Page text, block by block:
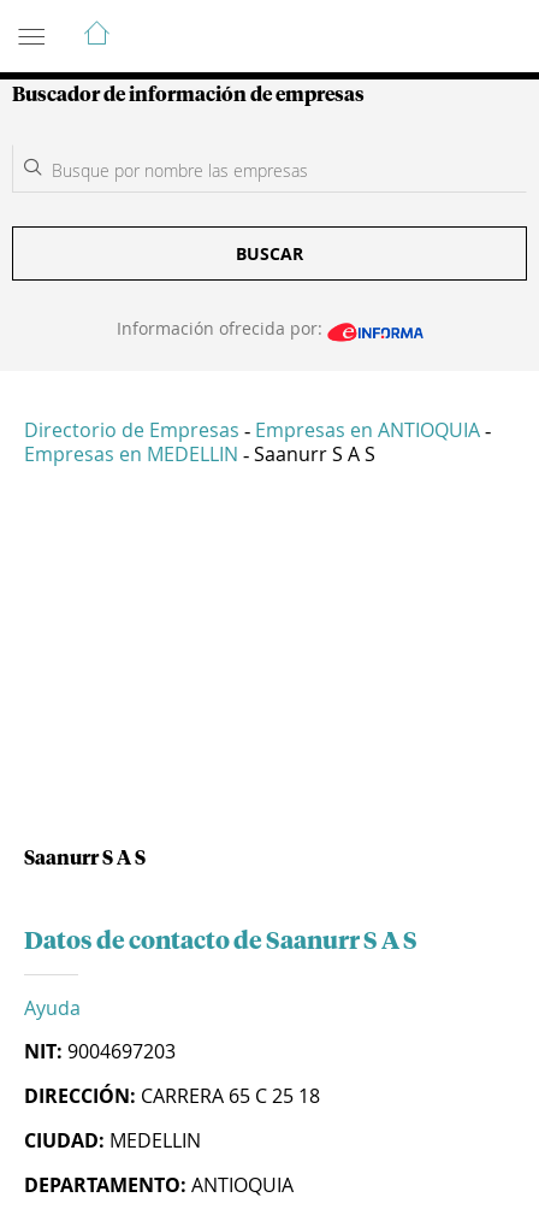
Guía de Empresas Colombianas
Buscador de información de empresas
BUSCAR
Información ofrecida por:
Directorio de Empresas - Empresas en ANTIOQUIA -
Empresas en MEDELLIN - Saanurr S A S
Saanurr S A S
Datos de contacto de Saanurr S A S
Ayuda
NIT: 9004697203
DIRECCIÓN: CARRERA 65 C 25 18
CIUDAD: MEDELLIN
DEPARTAMENTO: ANTIOQUIA